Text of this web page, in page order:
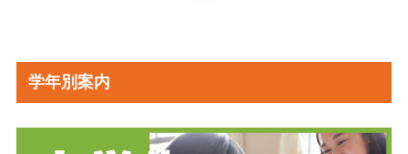
学年別案内